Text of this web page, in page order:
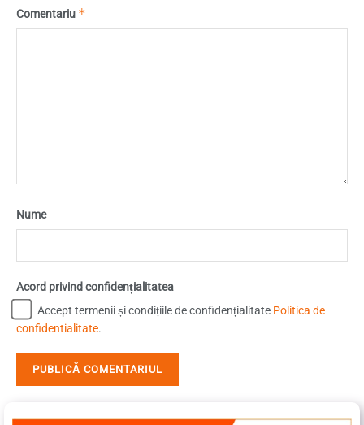
Comentariu *
Nume
Acord privind confidențialitatea
Accept termenii și condițiile de confidențialitate Politica de
confidentialitate.